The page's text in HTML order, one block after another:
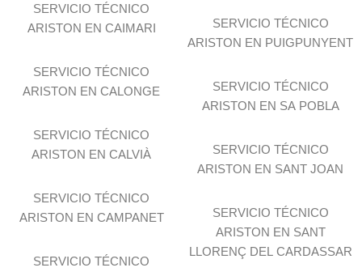
SERVICIO TÉCNICO
ARISTON EN CAIMARI
SERVICIO TÉCNICO
ARISTON EN CALONGE
SERVICIO TÉCNICO
ARISTON EN CALVIÀ
SERVICIO TÉCNICO
ARISTON EN CAMPANET
SERVICIO TÉCNICO
SERVICIO TÉCNICO
ARISTON EN PUIGPUNYENT
SERVICIO TÉCNICO
ARISTON EN SA POBLA
SERVICIO TÉCNICO
ARISTON EN SANT JOAN
SERVICIO TÉCNICO
ARISTON EN SANT
LLORENÇ DEL CARDASSAR